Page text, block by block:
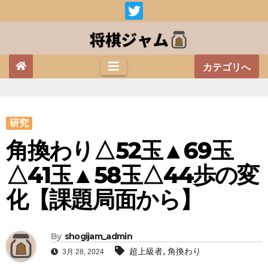
カテゴリへ
研究
角換わり△52玉▲69玉
△41玉▲58玉△44歩の変
化【課題局面から】
By shogijam_admin
3月 28, 2024 超上級者, 角換わり